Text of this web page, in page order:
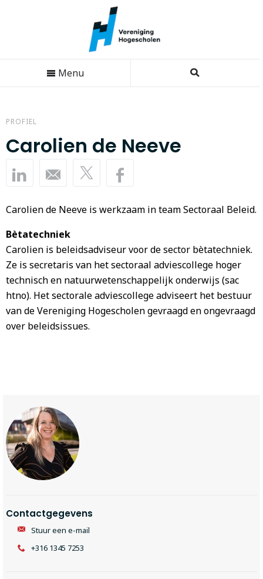
Menu
PROFIEL
Carolien de Neeve
Carolien de Neeve is werkzaam in team Sectoraal Beleid.
Bètatechniek
Carolien is beleidsadviseur voor de sector bètatechniek.
Ze is secretaris van het sectoraal adviescollege hoger
technisch en natuurwetenschappelijk onderwijs (sac
htno). Het sectorale adviescollege adviseert het bestuur
van de Vereniging Hogescholen gevraagd en ongevraagd
over beleidsissues.
Contactgegevens
Stuur een e-mail
+316 1345 7253